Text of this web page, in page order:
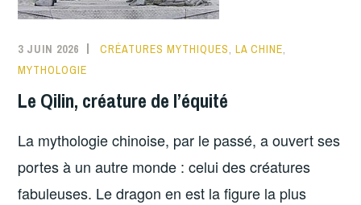
3 JUIN 2026 CRÉATURES MYTHIQUES,LA CHINE,
MYTHOLOGIE
Le Qilin, créature de l’équité
La mythologie chinoise, par le passé, a ouvert ses
portes à un autre monde : celui des créatures
fabuleuses. Le dragon en est la figure la plus